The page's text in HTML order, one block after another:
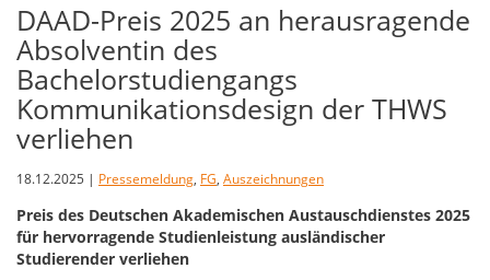
DAAD-Preis 2025 an herausragende
Absolventin des
Bachelorstudiengangs
Kommunikationsdesign der THWS
verliehen
18.12.2025 | Pressemeldung, FG, Auszeichnungen
Preis des Deutschen Akademischen Austauschdienstes 2025
für hervorragende Studienleistung ausländischer
Studierender verliehen